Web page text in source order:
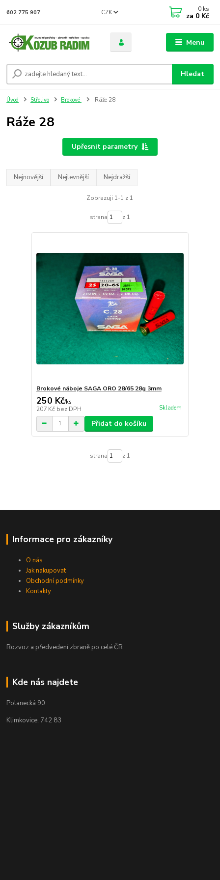
Menu
CZK
Hledat
602 775 907 0 ks
za 0 Kč
Úvod Střelivo Brokové Ráže 28
Ráže 28
Upřesnit parametry
Nejnovější Nejlevnější Nejdražší
Zobrazuji 1-1 z 1
strana z 1
Brokové náboje SAGA ORO 28/65 28g 3mm
250 Kč/ks
207 Kč bez DPH Skladem
Přidat do košíku
strana z 1
Informace pro zákazníky
O nás
Jak nakupovat
Obchodní podmínky
Kontakty
Služby zákazníkům
Rozvoz a předvedení zbraně po celé ČR
Kde nás najdete
Polanecká 90
Klimkovice, 742 83